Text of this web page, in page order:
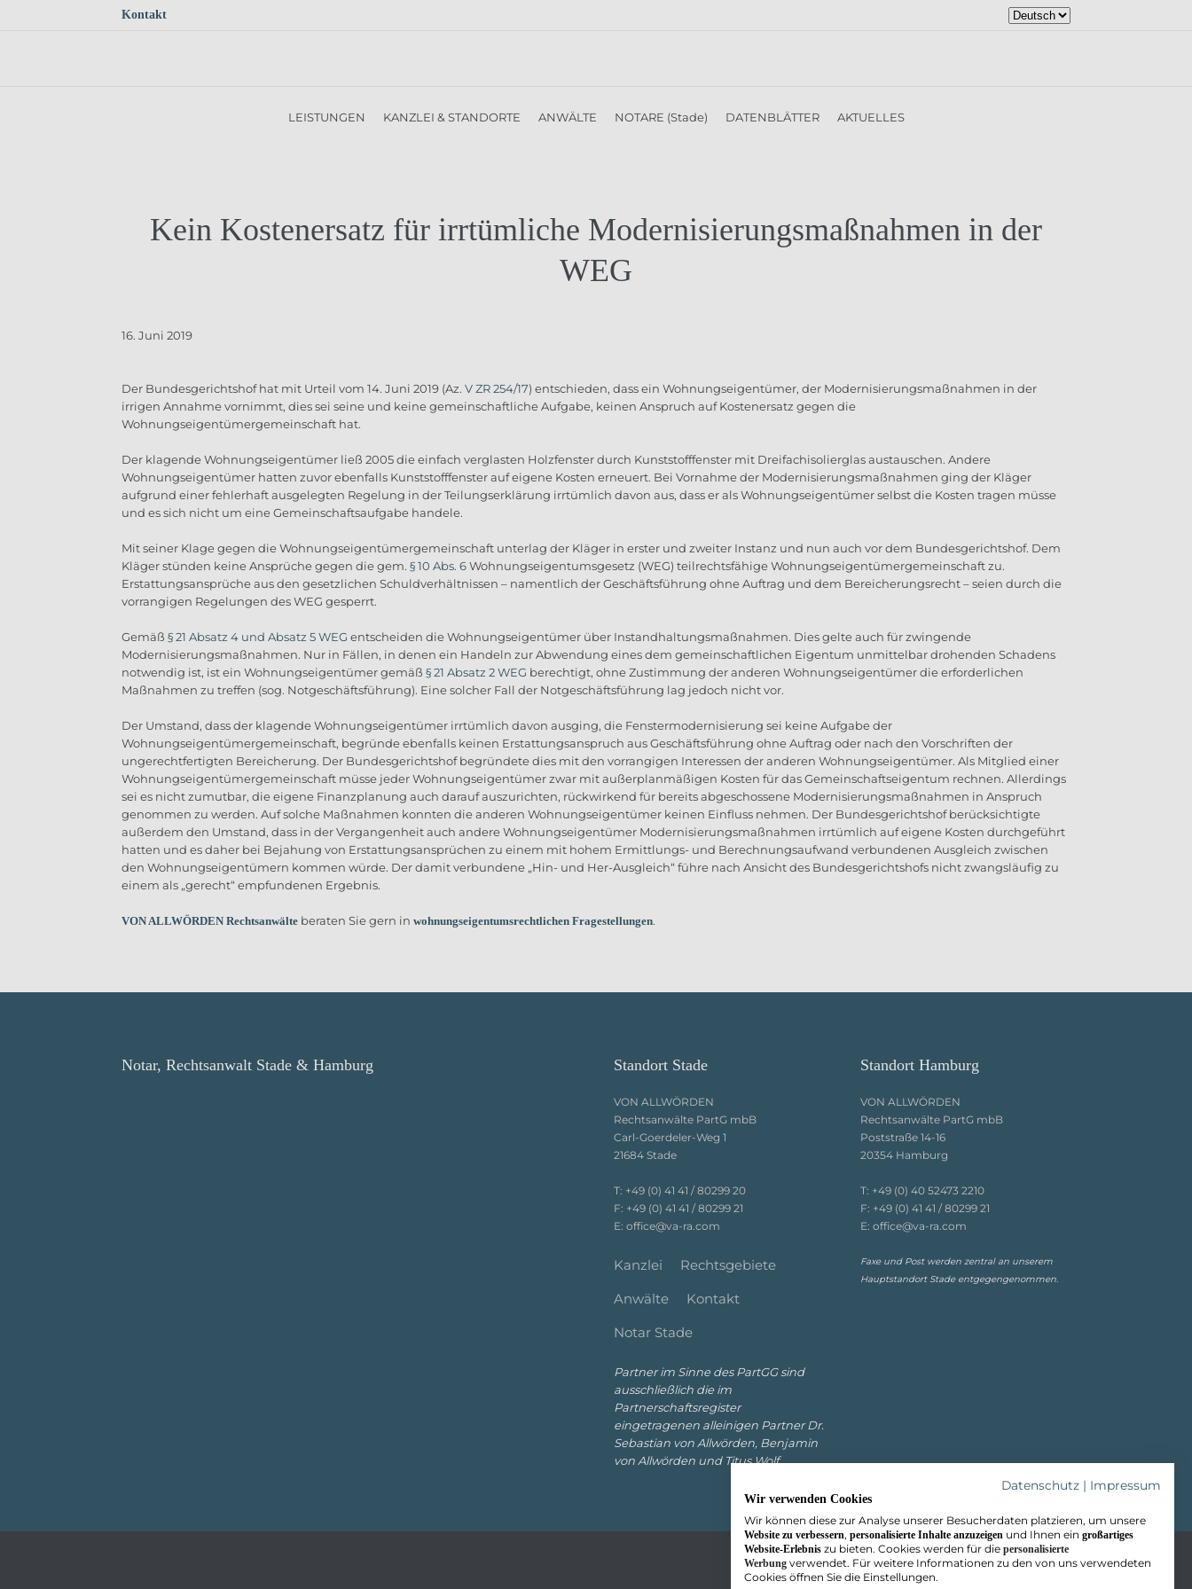
Kontakt
Sprache
LEISTUNGEN KANZLEI & STANDORTE ANWÄLTE NOTARE (Stade) DATENBLÄTTER AKTUELLES
Kein Kostenersatz für irrtümliche Modernisierungsmaßnahmen in der
WEG
16. Juni 2019
Der Bundesgerichtshof hat mit Urteil vom 14. Juni 2019 (Az. V ZR 254/17) entschieden, dass ein Wohnungseigentümer, der Modernisierungsmaßnahmen in der
irrigen Annahme vornimmt, dies sei seine und keine gemeinschaftliche Aufgabe, keinen Anspruch auf Kostenersatz gegen die
Wohnungseigentümergemeinschaft hat.
Der klagende Wohnungseigentümer ließ 2005 die einfach verglasten Holzfenster durch Kunststofffenster mit Dreifachisolierglas austauschen. Andere
Wohnungseigentümer hatten zuvor ebenfalls Kunststofffenster auf eigene Kosten erneuert. Bei Vornahme der Modernisierungsmaßnahmen ging der Kläger
aufgrund einer fehlerhaft ausgelegten Regelung in der Teilungserklärung irrtümlich davon aus, dass er als Wohnungseigentümer selbst die Kosten tragen müsse
und es sich nicht um eine Gemeinschaftsaufgabe handele.
Mit seiner Klage gegen die Wohnungseigentümergemeinschaft unterlag der Kläger in erster und zweiter Instanz und nun auch vor dem Bundesgerichtshof. Dem
Kläger stünden keine Ansprüche gegen die gem. § 10 Abs. 6Wohnungseigentumsgesetz (WEG) teilrechtsfähige Wohnungseigentümergemeinschaft zu.
Erstattungsansprüche aus den gesetzlichen Schuldverhältnissen – namentlich der Geschäftsführung ohne Auftrag und dem Bereicherungsrecht – seien durch die
vorrangigen Regelungen des WEG gesperrt.
Gemäß § 21 Absatz 4 und Absatz 5 WEG entscheiden die Wohnungseigentümer über Instandhaltungsmaßnahmen. Dies gelte auch für zwingende
Modernisierungsmaßnahmen. Nur in Fällen, in denen ein Handeln zur Abwendung eines dem gemeinschaftlichen Eigentum unmittelbar drohenden Schadens
notwendig ist, ist ein Wohnungseigentümer gemäß § 21 Absatz 2 WEG berechtigt, ohne Zustimmung der anderen Wohnungseigentümer die erforderlichen
Maßnahmen zu treffen (sog. Notgeschäftsführung). Eine solcher Fall der Notgeschäftsführung lag jedoch nicht vor.
Der Umstand, dass der klagende Wohnungseigentümer irrtümlich davon ausging, die Fenstermodernisierung sei keine Aufgabe der
Wohnungseigentümergemeinschaft, begründe ebenfalls keinen Erstattungsanspruch aus Geschäftsführung ohne Auftrag oder nach den Vorschriften der
ungerechtfertigten Bereicherung. Der Bundesgerichtshof begründete dies mit den vorrangigen Interessen der anderen Wohnungseigentümer. Als Mitglied einer
Wohnungseigentümergemeinschaft müsse jeder Wohnungseigentümer zwar mit außerplanmäßigen Kosten für das Gemeinschaftseigentum rechnen. Allerdings
sei es nicht zumutbar, die eigene Finanzplanung auch darauf auszurichten, rückwirkend für bereits abgeschossene Modernisierungsmaßnahmen in Anspruch
genommen zu werden. Auf solche Maßnahmen konnten die anderen Wohnungseigentümer keinen Einfluss nehmen. Der Bundesgerichtshof berücksichtigte
außerdem den Umstand, dass in der Vergangenheit auch andere Wohnungseigentümer Modernisierungsmaßnahmen irrtümlich auf eigene Kosten durchgeführt
hatten und es daher bei Bejahung von Erstattungsansprüchen zu einem mit hohem Ermittlungs- und Berechnungsaufwand verbundenen Ausgleich zwischen
den Wohnungseigentümern kommen würde. Der damit verbundene „Hin- und Her-Ausgleich“ führe nach Ansicht des Bundesgerichtshofs nicht zwangsläufig zu
einem als „gerecht“ empfundenen Ergebnis.
VON ALLWÖRDEN Rechtsanwälte beraten Sie gern in wohnungseigentumsrechtlichen Fragestellungen.
Notar, Rechtsanwalt Stade & Hamburg Standort Stade
VON ALLWÖRDEN
Rechtsanwälte PartG mbB
Carl-Goerdeler-Weg 1
21684 Stade
T: +49 (0) 41 41 / 80299 20
F: +49 (0) 41 41 / 80299 21
E: office@va-ra.com
Kanzlei
Rechtsgebiete
Anwälte
Kontakt
Notar Stade
Partner im Sinne des PartGG sind
ausschließlich die im
Partnerschaftsregister
eingetragenen alleinigen Partner Dr.
Sebastian von Allwörden, Benjamin
von Allwörden und Titus Wolf.
Standort Hamburg
VON ALLWÖRDEN
Rechtsanwälte PartG mbB
Poststraße 14-16
20354 Hamburg
T: +49 (0) 40 52473 2210
F: +49 (0) 41 41 / 80299 21
E: office@va-ra.com
Faxe und Post werden zentral an unserem
Hauptstandort Stade entgegengenommen.
Datenschutz | Impressum
Wir verwenden Cookies
Wir können diese zur Analyse unserer Besucherdaten platzieren, um unsere
Website zu verbessern, personalisierte Inhalte anzuzeigen und Ihnen ein großartiges
Website-Erlebnis zu bieten. Cookies werden für die personalisierte
Werbung verwendet. Für weitere Informationen zu den von uns verwendeten
Cookies öffnen Sie die Einstellungen.